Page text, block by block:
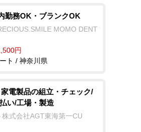
勤務OK・ブランクOK
MOMO DENT
円
ト / 神奈川県
電製品の組立・チェック/
い/工場・製造
式会社AGT東海第一CU